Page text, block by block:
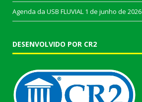
Agenda da USB FLUVIAL 1 de junho de 2026
DESENVOLVIDO POR CR2